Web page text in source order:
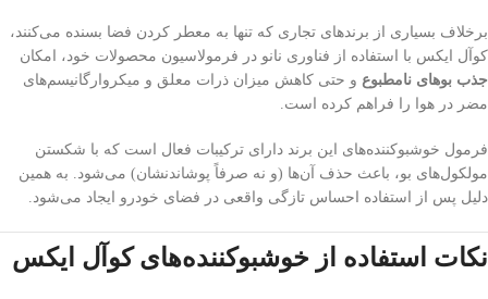
برخلاف بسیاری از برندهای تجاری که تنها به معطر کردن فضا بسنده می‌کنند،
کوآل ایکس با استفاده از فناوری نانو در فرمولاسیون محصولات خود، امکان
جذب بوهای نامطبوع و حتی کاهش میزان ذرات معلق و میکروارگانیسم‌های
مضر در هوا را فراهم کرده است.
فرمول خوشبوکننده‌های این برند دارای ترکیبات فعال است که با شکستن
مولکول‌های بو، باعث حذف آن‌ها (و نه صرفاً پوشاندنشان) می‌شود. به همین
دلیل پس از استفاده احساس تازگی واقعی در فضای خودرو ایجاد می‌شود.
نکات استفاده از خوشبوکننده‌های کوآل ایکس